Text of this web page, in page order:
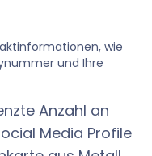
wie
und Ihre
Anzahl an
Media Profile